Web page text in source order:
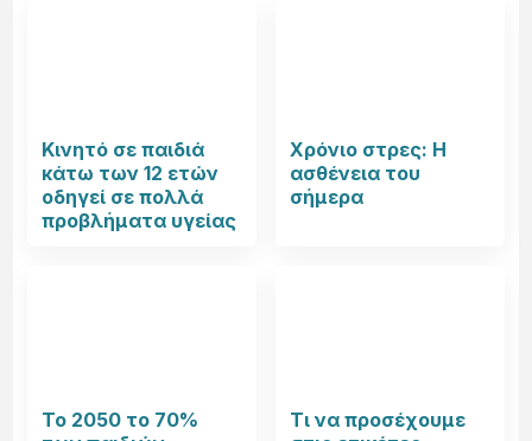
Κινητό σε παιδιά
κάτω των 12 ετών
οδηγεί σε πολλά
προβλήματα υγείας
Χρόνιο στρες: Η
ασθένεια του
σήμερα
Το 2050 το 70%
Τι να προσέχουμε